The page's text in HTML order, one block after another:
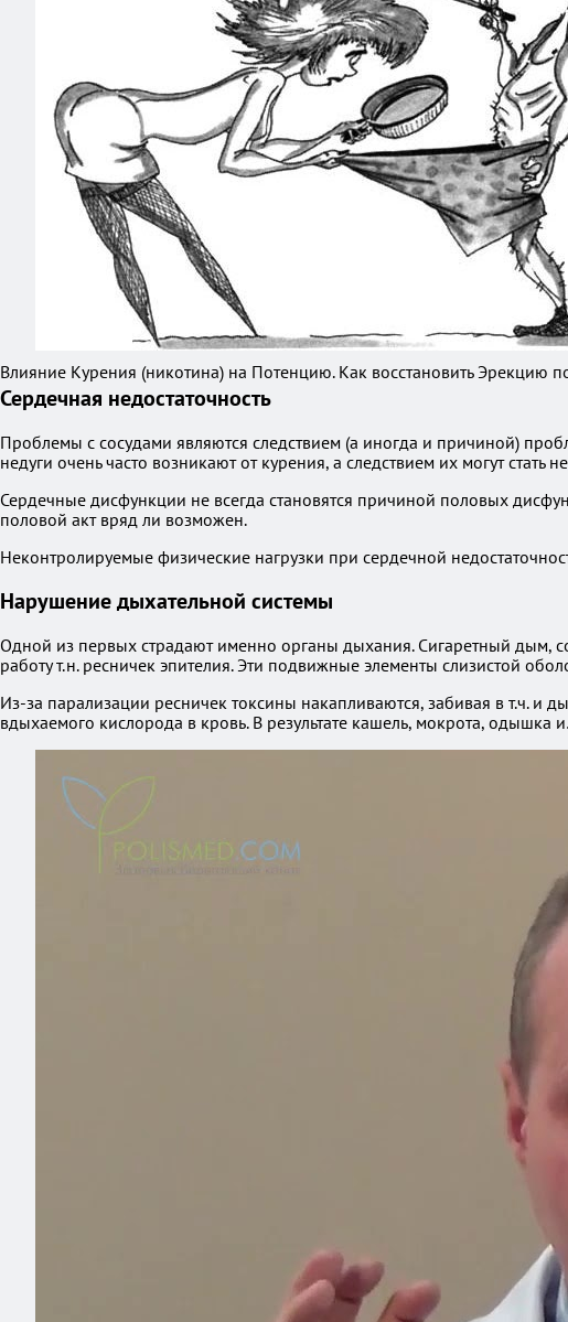
Влияние Курения (никотина) на Потенцию. Как восстановить Эрекцию
Сердечная недостаточность
Проблемы с сосудами являются следствием (а иногда и причиной)
недуги очень часто возникают от курения, а следствием их могут
Сердечные дисфункции не всегда становятся причиной половых
половой акт вряд ли возможен.
Неконтролируемые физические нагрузки при сердечной
Нарушение дыхательной системы
Одной из первых страдают именно органы дыхания. Сигаретный дым,
работу т.н. ресничек эпителия. Эти подвижные элементы слизистой
Из-за парализации ресничек токсины накапливаются, забивая в т.ч.
вдыхаемого кислорода в кровь. В результате кашель, мокрота,